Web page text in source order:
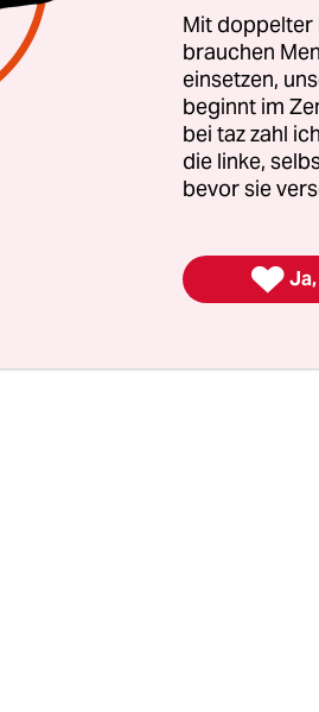
letzte aus dem Mai.
klingen ungeheuerlich:
wegzulaufen, um
zu vermeiden“, heißt es
soll aus Hamburg
dem zuständigen
Kieler Regierung. „Hier
Mit doppelter
brauchen
einsetzen,
beginnt im
bei taz zahl
die linke,
bevor sie
